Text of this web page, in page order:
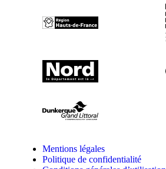
Mentions légales
Politique de confidentialité